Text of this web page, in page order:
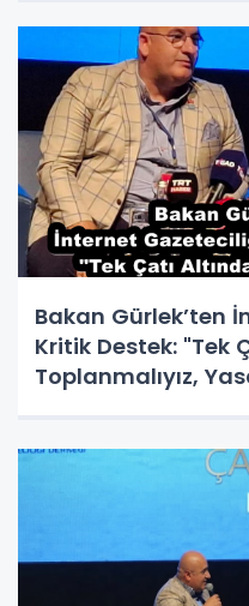
Bakan Gürlek’ten
Kritik Destek: "Tek
Toplanmalıyız,